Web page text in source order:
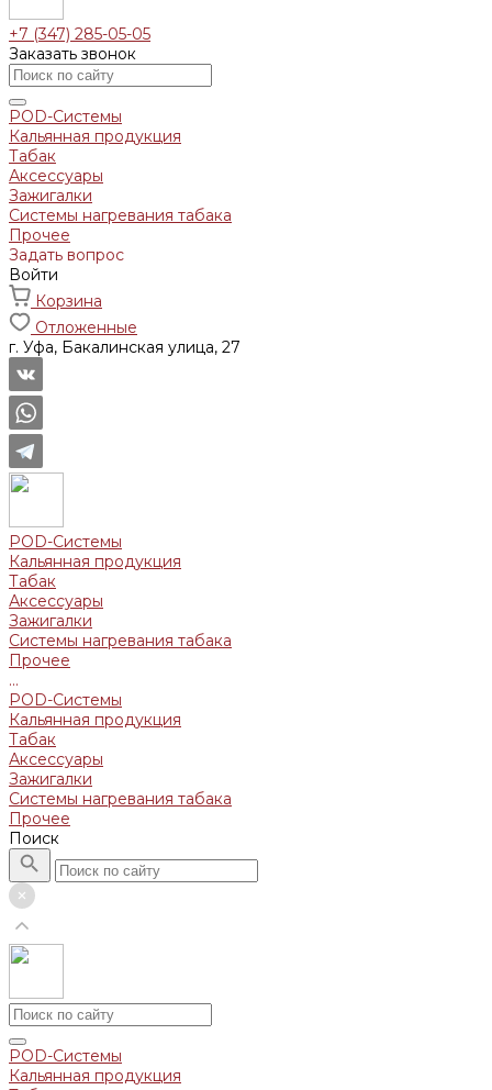
+7 (347) 285-05-05
Заказать звонок
POD-Системы
Кальянная продукция
Табак
Аксессуары
Зажигалки
Системы нагревания табака
Прочее
Задать вопрос
Войти
Корзина
Отложенные
г. Уфа, Бакалинская улица, 27
POD-Системы
Кальянная продукция
Табак
Аксессуары
Зажигалки
Системы нагревания табака
Прочее
...
POD-Системы
Кальянная продукция
Табак
Аксессуары
Зажигалки
Системы нагревания табака
Прочее
Поиск
POD-Системы
Кальянная продукция